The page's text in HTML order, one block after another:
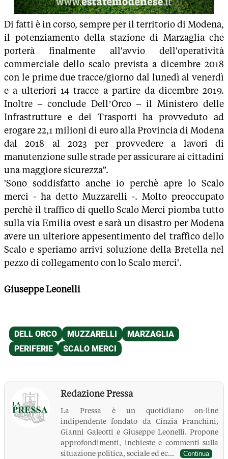
Di fatti è in corso, sempre per il territorio di Modena,
il potenziamento della stazione di Marzaglia che
porterà finalmente all'avvio dell'operatività
commerciale dello scalo prevista a dicembre 2018
con le prime due tracce/giorno dal lunedì al venerdì
e a ulteriori 14 tracce a partire da dicembre 2019.
Inoltre – conclude Dell’Orco – il Ministero delle
Infrastrutture e dei Trasporti ha provveduto ad
erogare 22,1 milioni di euro alla Provincia di Modena
dal 2018 al 2023 per provvedere a lavori di
manutenzione sulle strade per assicurare ai cittadini
una maggiore sicurezza”.
'Sono soddisfatto anche io perchè apre lo Scalo
merci - ha detto Muzzarelli -. Molto preoccupato
perchè il traffico di quello Scalo Merci piomba tutto
sulla via Emilia ovest e sarà un disastro per Modena
avere un ulteriore appesentimento del traffico dello
Scalo e speriamo arrivi soluzione della Bretella nel
pezzo di collegamento con lo Scalo merci'.
Giuseppe Leonelli
Redazione Pressa
La Pressa è un quotidiano on-line
indipendente fondato da Cinzia Franchini,
Gianni Galeotti e Giuseppe Leonelli. Propone
approfondimenti, inchieste e commenti sulla
situazione politica, sociale ed ec...
Continua